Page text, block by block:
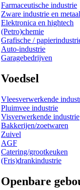
Farmaceutische industrie
Zware industrie en
Elektronica en hightech
(Petro)chemie
Grafische /
Auto-industrie
Garagebedrijven
Voedsel
Vleesverwerkende
Pluimvee industrie
Visverwerkende industrie
Bakkerijen/zoetwaren
Zuivel
AGF
Catering/grootkeuken
(Fris)drankindustrie
Openbare